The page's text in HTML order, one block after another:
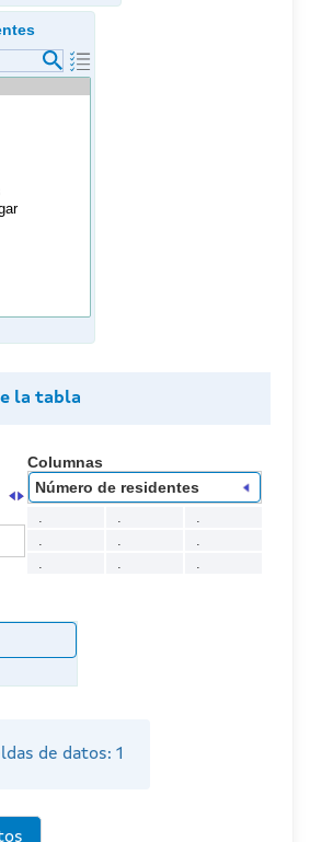
la tabla
Columnas
Número de residentes
de datos: 1